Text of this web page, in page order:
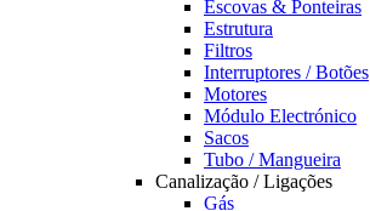
Escovas & Ponteiras
Estrutura
Filtros
Interruptores / Botões
Motores
Módulo Electrónico
Sacos
Tubo / Mangueira
Canalização / Ligações
Gás